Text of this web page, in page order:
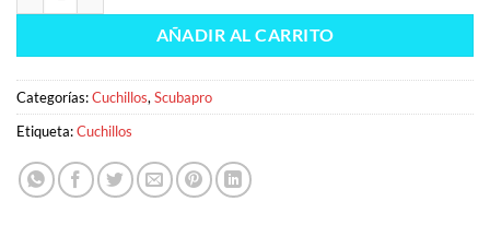
AÑADIR AL CARRITO
Categorías:Cuchillos, Scubapro
Etiqueta:Cuchillos